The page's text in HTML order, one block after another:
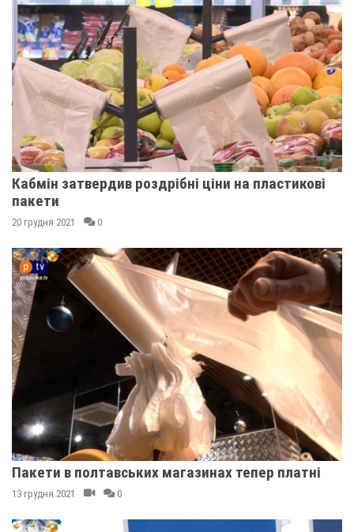
Кабмін затвердив роздрібні ціни на пластикові
пакети
20 грудня 2021 0
Пакети в полтавських магазинах тепер платні
13 грудня 2021 0